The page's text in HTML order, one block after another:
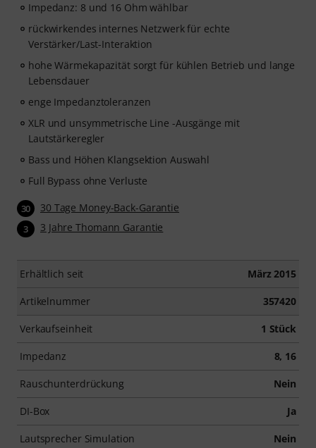
Impedanz: 8 und 16 Ohm wählbar
rückwirkendes internes Netzwerk für echte
Verstärker/Last-Interaktion
hohe Wärmekapazität sorgt für kühlen Betrieb und lange
Lebensdauer
enge Impedanztoleranzen
XLR und unsymmetrische Line -Ausgänge mit
Lautstärkeregler
Bass und Höhen Klangsektion Auswahl
Full Bypass ohne Verluste
30 30 Tage Money-Back-Garantie
3 3 Jahre Thomann Garantie
Erhältlich seit März 2015
Artikelnummer 357420
Verkaufseinheit 1 Stück
Impedanz 8, 16
Rauschunterdrückung Nein
DI-Box Ja
Lautsprecher Simulation Nein